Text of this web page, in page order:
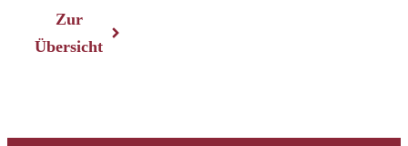
Zur
Übersicht